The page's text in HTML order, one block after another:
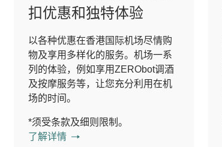
扣优惠和独特体验
以各种优惠在香港国际机场尽情购
物及享用多样化的服务。机场一系
列的体验，例如享用ZERObot调酒
及按摩服务等，让您充分利用在机
场的时间。
*须受条款及细则限制。
了解详情